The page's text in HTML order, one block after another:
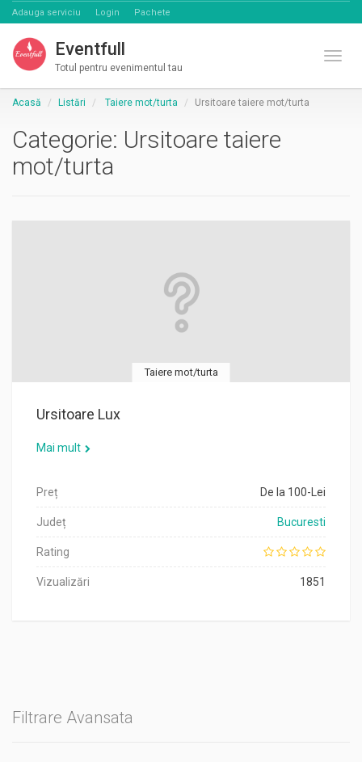
Adauga serviciu Login Pachete
Eventfull
Totul pentru evenimentul tau
Acasă Listări Taiere mot/turta Ursitoare taiere mot/turta
Categorie: Ursitoare taiere
mot/turta
Taiere mot/turta
Ursitoare Lux
Mai mult
Preț De la 100-Lei
Județ Bucuresti
Rating
Vizualizări 1851
Filtrare Avansata